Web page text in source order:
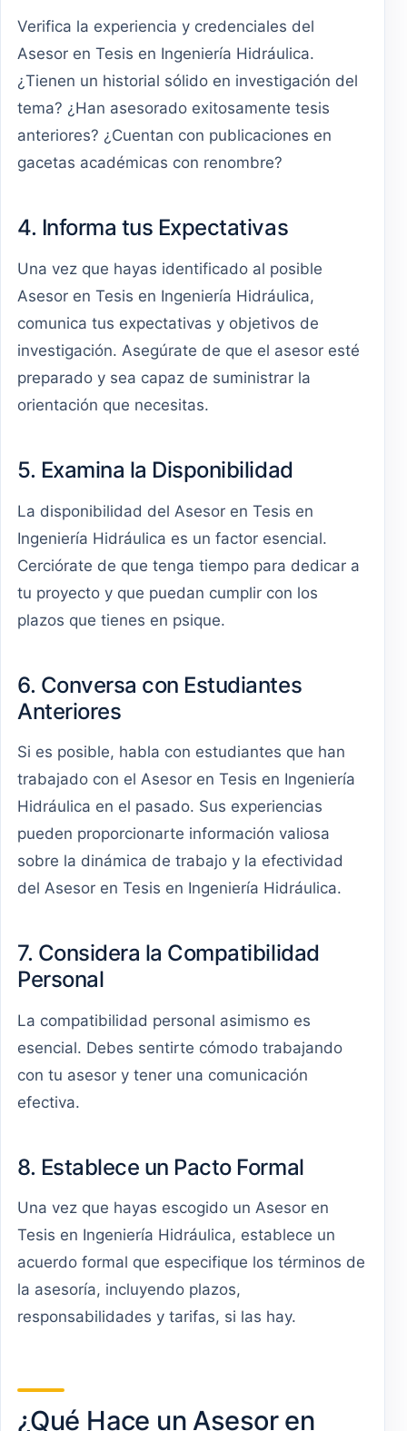
Verifica la experiencia y credenciales del
Asesor en Tesis en Ingeniería Hidráulica.
¿Tienen un historial sólido en investigación del
tema? ¿Han asesorado exitosamente tesis
anteriores? ¿Cuentan con publicaciones en
gacetas académicas con renombre?
4. Informa tus Expectativas
Una vez que hayas identificado al posible
Asesor en Tesis en Ingeniería Hidráulica,
comunica tus expectativas y objetivos de
investigación. Asegúrate de que el asesor esté
preparado y sea capaz de suministrar la
orientación que necesitas.
5. Examina la Disponibilidad
La disponibilidad del Asesor en Tesis en
Ingeniería Hidráulica es un factor esencial.
Cerciórate de que tenga tiempo para dedicar a
tu proyecto y que puedan cumplir con los
plazos que tienes en psique.
6. Conversa con Estudiantes
Anteriores
Si es posible, habla con estudiantes que han
trabajado con el Asesor en Tesis en Ingeniería
Hidráulica en el pasado. Sus experiencias
pueden proporcionarte información valiosa
sobre la dinámica de trabajo y la efectividad
del Asesor en Tesis en Ingeniería Hidráulica.
7. Considera la Compatibilidad
Personal
La compatibilidad personal asimismo es
esencial. Debes sentirte cómodo trabajando
con tu asesor y tener una comunicación
efectiva.
8. Establece un Pacto Formal
Una vez que hayas escogido un Asesor en
Tesis en Ingeniería Hidráulica, establece un
acuerdo formal que especifique los términos de
la asesoría, incluyendo plazos,
responsabilidades y tarifas, si las hay.
¿Qué Hace un Asesor en